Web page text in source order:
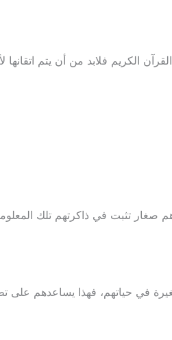
الكريم فلابد من أن يتم اتقانها
صغار تثبت في ذاكرتهم تلك
في حياتهم، فهذا يساعدهم على